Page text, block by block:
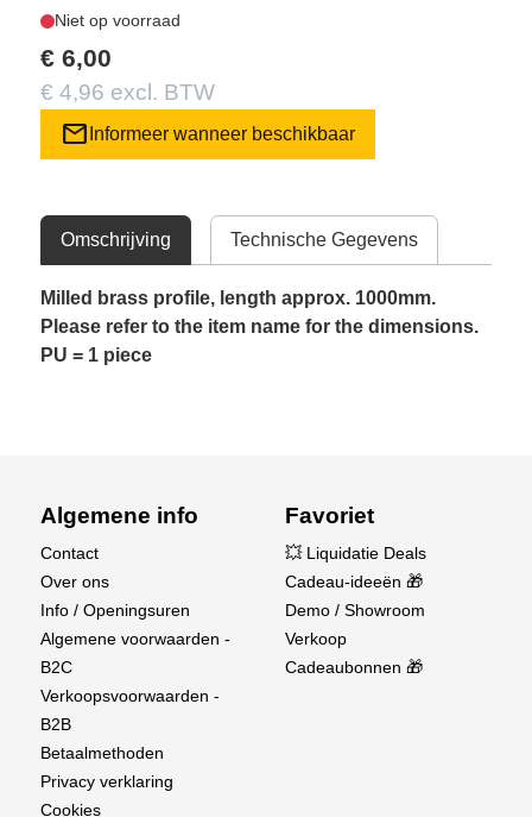
Niet op voorraad
€ 6,00
€ 4,96 excl. BTW
mail Informeer wanneer beschikbaar
Omschrijving Technische Gegevens
Milled brass profile, length approx. 1000mm.
Please refer to the item name for the dimensions.
PU = 1 piece
Algemene info
Contact
Over ons
Info / Openingsuren
Algemene voorwaarden -
B2C
Verkoopsvoorwaarden -
B2B
Betaalmethoden
Privacy verklaring
Cookies
Favoriet
💥 Liquidatie Deals
Cadeau-ideeën 🎁
Demo / Showroom
Verkoop
Cadeaubonnen 🎁